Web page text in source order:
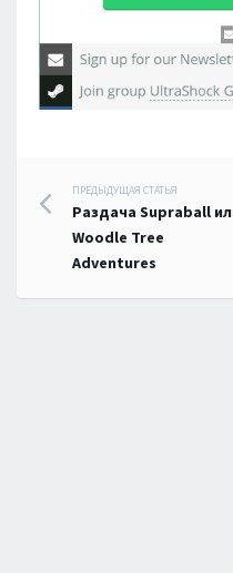
по
записям
ПРЕДЫДУЩАЯ СТАТЬЯ
Раздача Supraball
Woodle Tree
Adventures